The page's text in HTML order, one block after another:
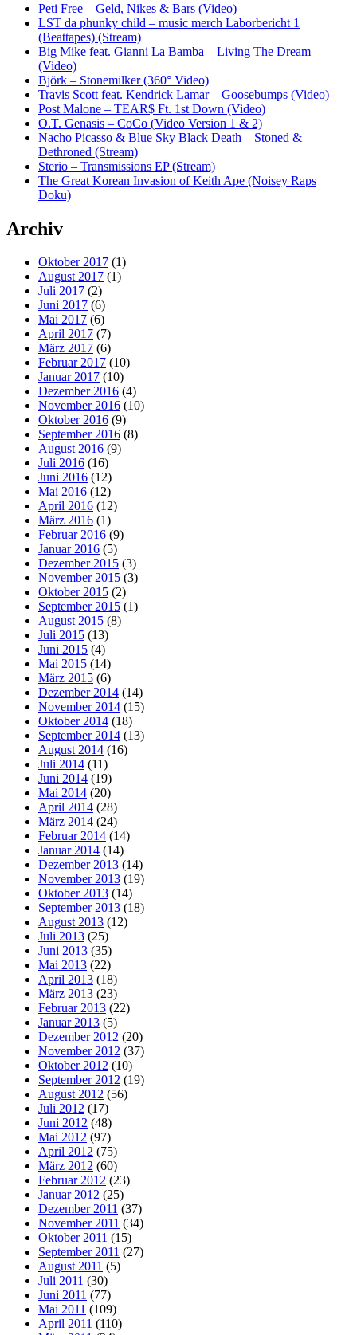
Peti Free – Geld, Nikes & Bars (Video)
LST da phunky child – music merch Laborbericht 1
(Beattapes) (Stream)
Big Mike feat. Gianni La Bamba – Living The Dream
(Video)
Björk – Stonemilker (360° Video)
Travis Scott feat. Kendrick Lamar – Goosebumps (Video)
Post Malone – TEAR$ Ft. 1st Down (Video)
O.T. Genasis – CoCo (Video Version 1 & 2)
Nacho Picasso & Blue Sky Black Death – Stoned &
Dethroned (Stream)
Sterio – Transmissions EP (Stream)
The Great Korean Invasion of Keith Ape (Noisey Raps
Doku)
Archiv
Oktober 2017 (1)
August 2017 (1)
Juli 2017 (2)
Juni 2017 (6)
Mai 2017 (6)
April 2017 (7)
März 2017 (6)
Februar 2017 (10)
Januar 2017 (10)
Dezember 2016 (4)
November 2016 (10)
Oktober 2016 (9)
September 2016 (8)
August 2016 (9)
Juli 2016 (16)
Juni 2016 (12)
Mai 2016 (12)
April 2016 (12)
März 2016 (1)
Februar 2016 (9)
Januar 2016 (5)
Dezember 2015 (3)
November 2015 (3)
Oktober 2015 (2)
September 2015 (1)
August 2015 (8)
Juli 2015 (13)
Juni 2015 (4)
Mai 2015 (14)
März 2015 (6)
Dezember 2014 (14)
November 2014 (15)
Oktober 2014 (18)
September 2014 (13)
August 2014 (16)
Juli 2014 (11)
Juni 2014 (19)
Mai 2014 (20)
April 2014 (28)
März 2014 (24)
Februar 2014 (14)
Januar 2014 (14)
Dezember 2013 (14)
November 2013 (19)
Oktober 2013 (14)
September 2013 (18)
August 2013 (12)
Juli 2013 (25)
Juni 2013 (35)
Mai 2013 (22)
April 2013 (18)
März 2013 (23)
Februar 2013 (22)
Januar 2013 (5)
Dezember 2012 (20)
November 2012 (37)
Oktober 2012 (10)
September 2012 (19)
August 2012 (56)
Juli 2012 (17)
Juni 2012 (48)
Mai 2012 (97)
April 2012 (75)
März 2012 (60)
Februar 2012 (23)
Januar 2012 (25)
Dezember 2011 (37)
November 2011 (34)
Oktober 2011 (15)
September 2011 (27)
August 2011 (5)
Juli 2011 (30)
Juni 2011 (77)
Mai 2011 (109)
April 2011 (110)